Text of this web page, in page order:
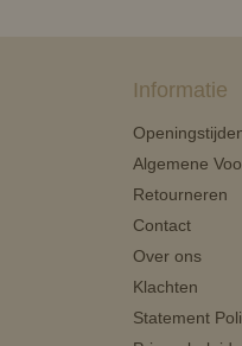
Informatie
Algemene
Retourneren
Contact
Over ons
Klachten
Statement